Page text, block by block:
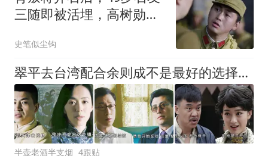
三随即被活埋，高树勋：
史笔似尘钩
翠平去台湾配合余则成不是最好的选择：穆晚秋可能是多重间谍，但也是余则成最好的潜伏搭档？
半壶老酒半支烟 4跟贴